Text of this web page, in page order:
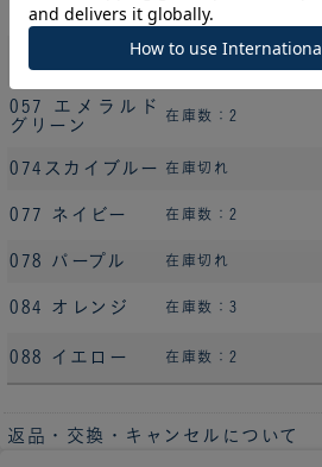
040 ピンク 在庫数：2
057 エメラルド
グリーン
在庫数：2
074スカイブルー 在庫切れ
077 ネイビー 在庫数：2
078 パープル 在庫切れ
084 オレンジ 在庫数：3
088 イエロー 在庫数：2
返品・交換・キャンセルについて